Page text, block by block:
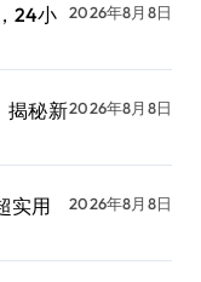
24小
2026年8月8日
揭秘新2026年8月8日
实用
2026年8月8日